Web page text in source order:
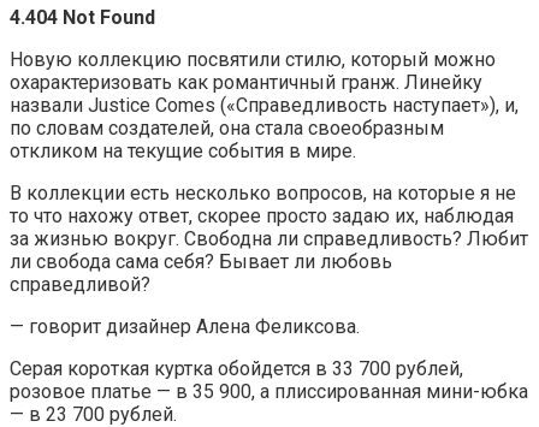
4.404 Not Found
Новую коллекцию посвятили стилю, который можно
охарактеризовать как романтичный гранж. Линейку
назвали Justice Comes («Справедливость наступает»), и,
по словам создателей, она стала своеобразным
откликом на текущие события в мире.
В коллекции есть несколько вопросов, на которые я не
то что нахожу ответ, скорее просто задаю их, наблюдая
за жизнью вокруг. Свободна ли справедливость? Любит
ли свобода сама себя? Бывает ли любовь
справедливой?
— говорит дизайнер Алена Феликсова.
Серая короткая куртка обойдется в 33 700 рублей,
розовое платье — в 35 900, а плиссированная мини-юбка
— в 23 700 рублей.